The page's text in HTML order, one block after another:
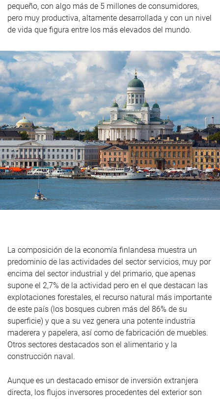
pequeño, con algo más de 5 millones de consumidores,
pero muy productiva, altamente desarrollada y con un nivel
de vida que figura entre los más elevados del mundo.
La composición de la economía finlandesa muestra un
predominio de las actividades del sector servicios, muy por
encima del sector industrial y del primario, que apenas
supone el 2,7% de la actividad pero en el que destacan las
explotaciones forestales, el recurso natural más importante
de este país (los bosques cubren más del 86% de su
superficie) y que a su vez genera una potente industria
maderera y papelera, así como de fabricación de muebles.
Otros sectores destacados son el alimentario y la
construcción naval.
Aunque es un destacado emisor de inversión extranjera
directa, los flujos inversores procedentes del exterior son